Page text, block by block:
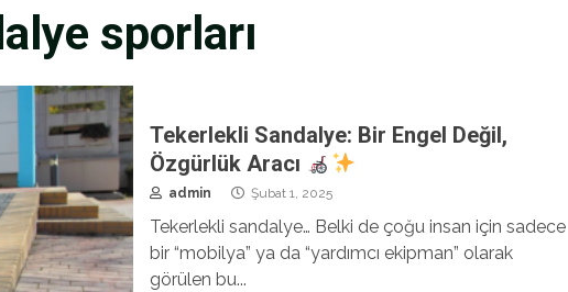
sporları
Tekerlekli Sandalye: Bir Engel Değil,
Özgürlük Aracı
admin Şubat 1, 2025
Tekerlekli sandalye… Belki de çoğu insan için sadece
bir “mobilya” ya da “yardımcı ekipman” olarak
görülen bu...